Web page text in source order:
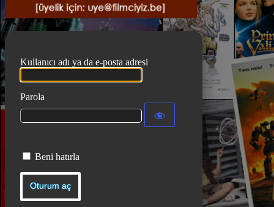
Kullanıcı adı ya da e-posta adresi
Parola
Beni hatırla